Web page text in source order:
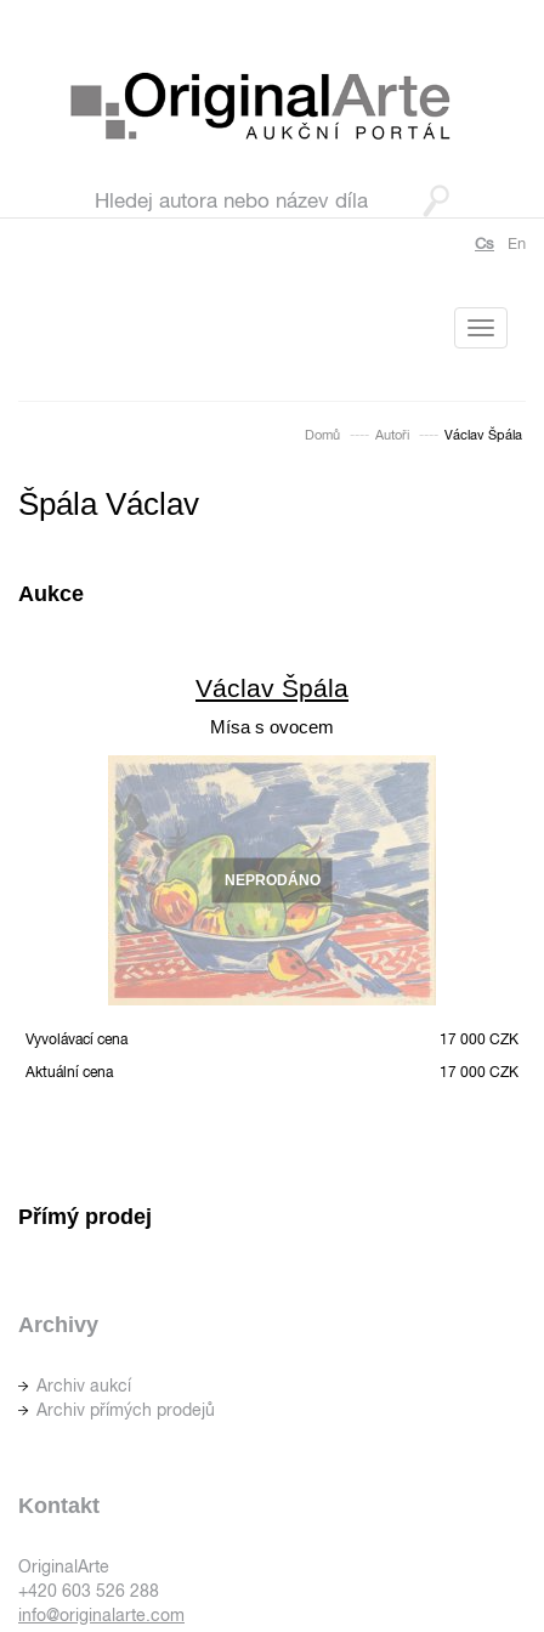
Cs En
Toggle
Domů Autoři Václav Špála
Špála Václav
Aukce
Václav Špála
Mísa s ovocem
NEPRODÁNO
Vyvolávací cena
17 000 CZK
Aktuální cena
17 000 CZK
Přímý prodej
Archivy
Archiv aukcí
Archiv přímých prodejů
Kontakt
OriginalArte
+420 603 526 288
info@originalarte.com